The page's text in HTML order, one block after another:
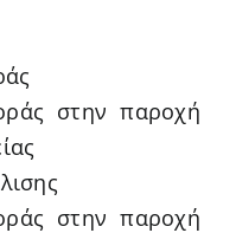
στην παροχή
στην παροχή